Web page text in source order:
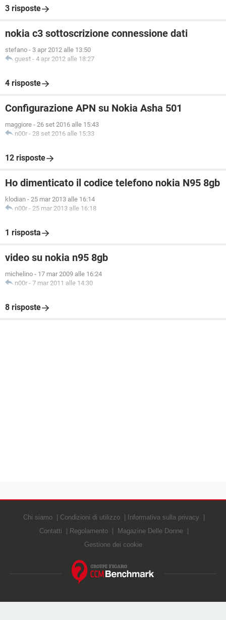
3 risposte
nokia c3 sottoscrizione connessione dati
stefano - 3 apr 2012 alle 13:50
guest - 4 apr 2012 alle 18:27
4 risposte
Configurazione APN su Nokia Asha 501
maggiore - 26 set 2016 alle 15:43
n00r - 28 set 2016 alle 15:33
12 risposte
Ho dimenticato il codice telefono nokia N95 8gb
klodian - 25 mar 2013 alle 16:14
n00r - 25 mar 2013 alle 16:18
1 risposta
video su nokia n95 8gb
michelino - 17 mar 2009 alle 16:24
n00r - 7 mar 2011 alle 14:30
8 risposte
Chi siamo Condizioni di utilizzo
Informativa sulla privacy
Contatti
Regolamento
Magazine Delle Donne
Gestione dei cookie